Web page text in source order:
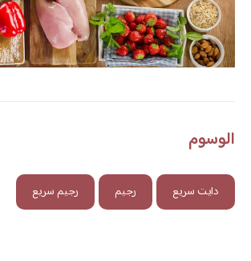
الوسوم
دايت سريع رجيم رجيم سريع